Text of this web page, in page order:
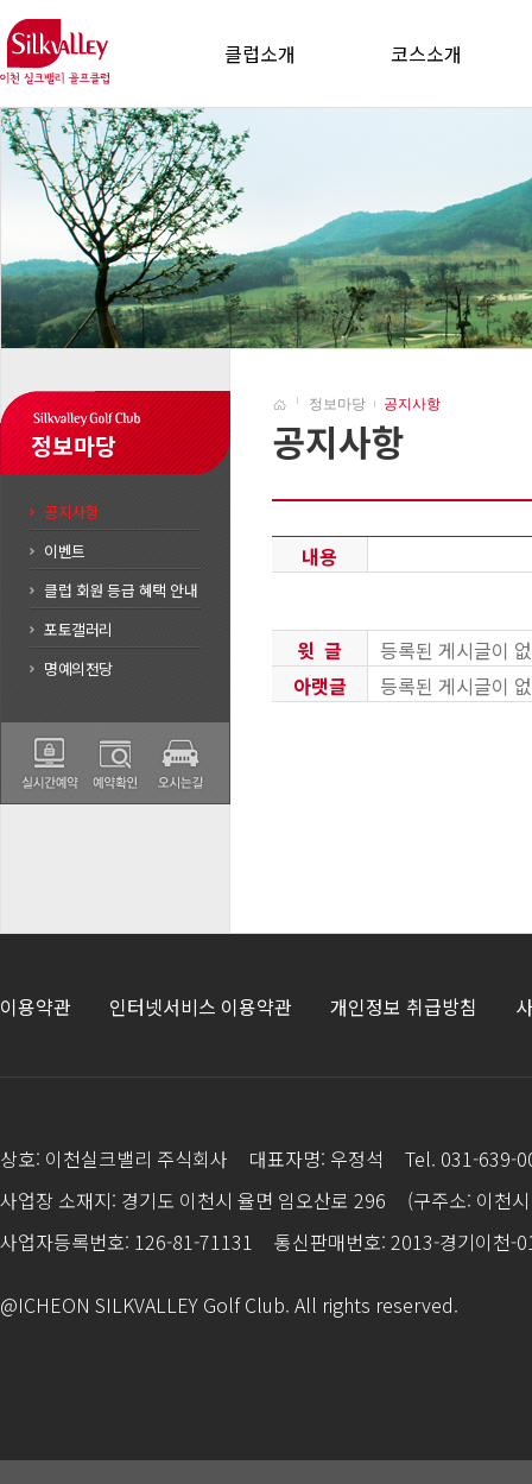
클럽소개 코스소개
정보마당
공지사항
이벤트
클럽 회원 등급 혜택 안내
포토갤러리
명예의전당
정보마당 공지사항
공지사항
내용
윗 글
등록된 게시글이
아랫글
등록된 게시글이
이용약관 인터넷서비스 이용약관 개인정보 취급방침
상호: 이천실크밸리 주식회사 대표자명: 우정석
Tel. 031-639-
사업장 소재지: 경기도 이천시 율면 임오산로 296
(구주소: 이천
사업자등록번호: 126-81-71131
통신판매번호: 2013-경기이천-
@ICHEON SILKVALLEY Golf Club. All rights reserved.